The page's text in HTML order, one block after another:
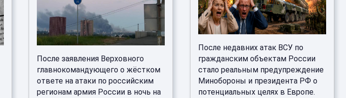
После заявления Верховного
главнокомандующего о жёстком
ответе на атаки по российским
регионам армия России в ночь на
После недавних атак ВСУ по
гражданским объектам России
стало реальным предупреждение
Минобороны и президента РФ о
потенциальных целях в Европе.